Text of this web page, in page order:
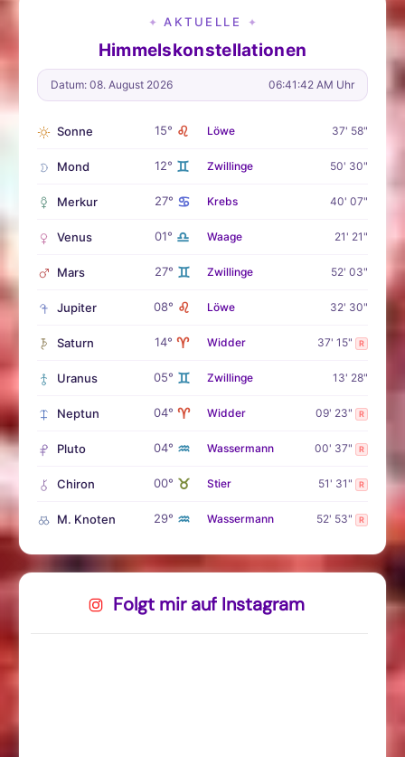
✦ AKTUELLE ✦
Himmelskonstellationen
Datum: 08. August 2026 06:41:43 AM Uhr
Sonne 15° ♌ Löwe 37' 58"
Mond 12° ♊ Zwillinge 50' 30"
Merkur 27° ♋ Krebs 40' 07"
Venus 01° ♎ Waage 21' 21"
Mars 27° ♊ Zwillinge 52' 03"
Jupiter 08° ♌ Löwe 32' 30"
Saturn 14° ♈ Widder 37' 15" R
Uranus 05° ♊ Zwillinge 13' 28"
Neptun 04° ♈ Widder 09' 23" R
Pluto 04° ♒ Wassermann 00' 37" R
Chiron 00° ♉ Stier 51' 31" R
M. Knoten 29° ♒ Wassermann 52' 53" R
Folgt mir auf Instagram